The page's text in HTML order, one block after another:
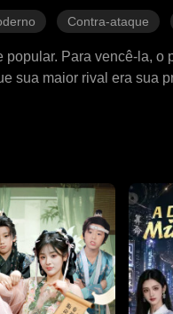
Contra-ataque
Para vencê-la,
sua maior rival era sua